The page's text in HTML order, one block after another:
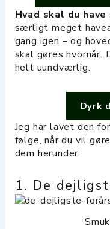
Hvad skal du
særligt meget
gang igen – og
skal gøres
helt uundværlig.
Dyrk
Jeg har lavet den
følge, når du vil
dem herunder.
1. De